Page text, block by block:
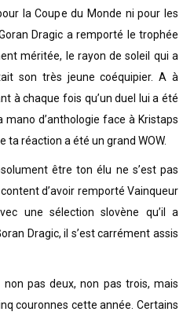
la Coupe du Monde ni pour les
Dragic a remporté le trophée
méritée, le rayon de soleil qui a
son très jeune coéquipier. A à
à chaque fois qu’un duel lui a été
d’anthologie face à Kristaps
ta réaction a été un grand WOW.
être ton élu ne s’est pas
d’avoir remporté Vainqueur
une sélection slovène qu’il a
Dragic, il s’est carrément assis
pas deux, non pas trois, mais
couronnes cette année. Certains